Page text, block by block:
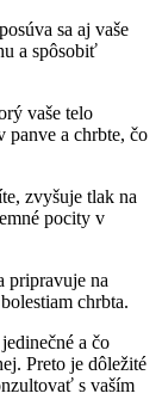
sa aj vaše
a spôsobiť
vaše telo
a chrbte, čo
zvyšuje tlak na
pocity v
pripravuje na
chrbta.
a čo
Preto je dôležité
s vaším